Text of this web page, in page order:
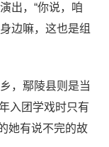
出，“你说，咱
边嘛，这也是组
，鄢陵县则是当
入团学戏时只有
她有说不完的故